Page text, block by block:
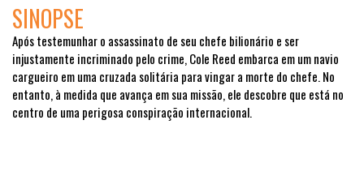
SINOPSE
Após testemunhar o assassinato de seu chefe bilionário e ser
injustamente incriminado pelo crime, Cole Reed embarca em um navio
cargueiro em uma cruzada solitária para vingar a morte do chefe. No
entanto, à medida que avança em sua missão, ele descobre que está no
centro de uma perigosa conspiração internacional.